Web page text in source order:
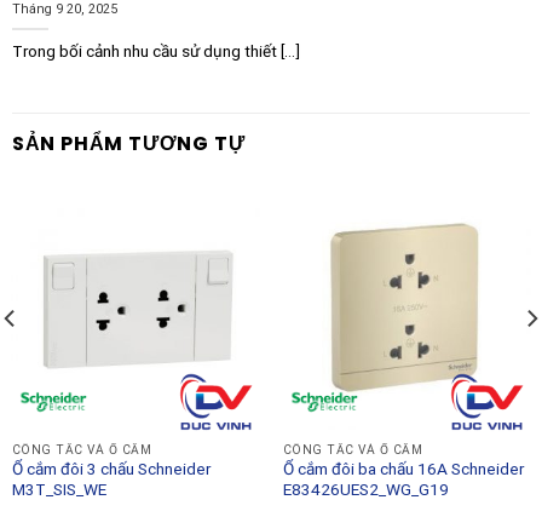
Tháng 9 20, 2025
Trong bối cảnh nhu cầu sử dụng thiết [...]
SẢN PHẨM TƯƠNG TỰ
CÔNG TẮC VÀ Ổ CẮM
Ổ cắm đôi 3 chấu Schneider
M3T_SIS_WE
CÔNG TẮC VÀ Ổ CẮM
Ổ cắm đôi ba chấu 16A Schneider
E83426UES2_WG_G19